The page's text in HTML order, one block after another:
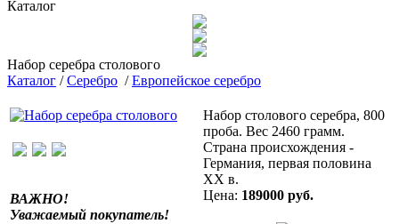
Каталог
Набор серебра столового
Каталог /Серебро /Европейское серебро
ВАЖНО!
Уважаемый покупатель!
Набор столового серебра, 800
проба. Вес 2460 грамм.
Страна происхождения -
Германия, первая половина
ХХ в.
Цена: 189000 руб.